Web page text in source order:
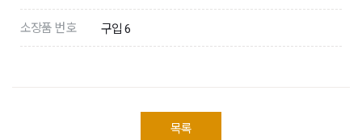
소장품 번호 구입 6
목록